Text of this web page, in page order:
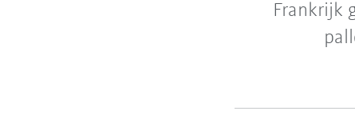
Frankrijk